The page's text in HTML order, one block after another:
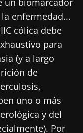
enfermedad...
cólica debe
para
(y a largo
de
uno o más
y del
Por